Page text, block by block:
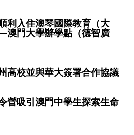
利入住澳琴國際教育（大
門大學辦學點（德智廣
高校並與華大簽署合作協議
營吸引澳門中學生探索生命